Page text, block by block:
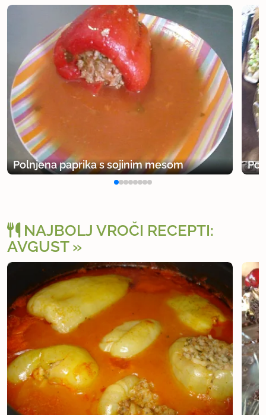
Polnjena paprika s sojinim mesom
NAJBOLJ VROČI RECEPTI:
AVGUST